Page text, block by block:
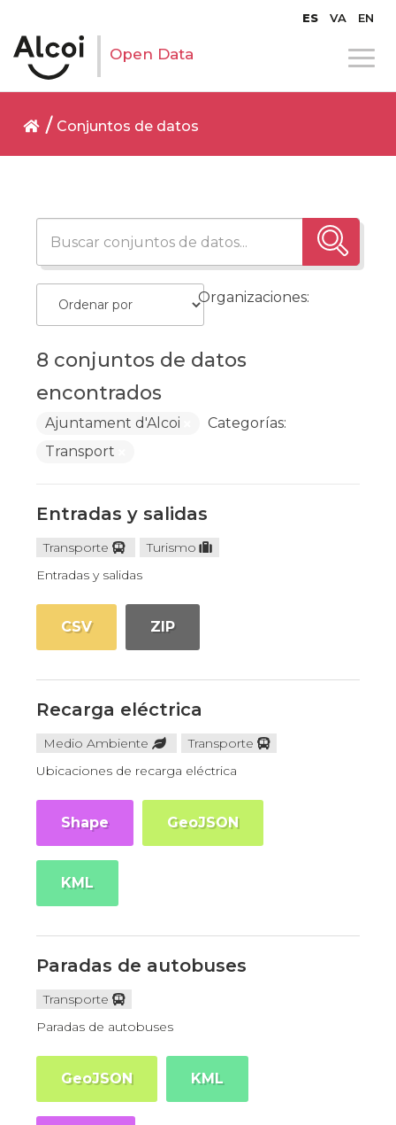
ES VA EN
Open Data
Conjuntos de datos
8 conjuntos de datos
encontrados
Organizaciones:
Ajuntament d'Alcoi
Categorías:
Transport
Entradas y salidas
Transporte
Turismo
Entradas y salidas
CSV ZIP
Recarga eléctrica
Medio Ambiente
Transporte
Ubicaciones de recarga eléctrica
Shape GeoJSON
KML
Paradas de autobuses
Transporte
Paradas de autobuses
GeoJSON KML